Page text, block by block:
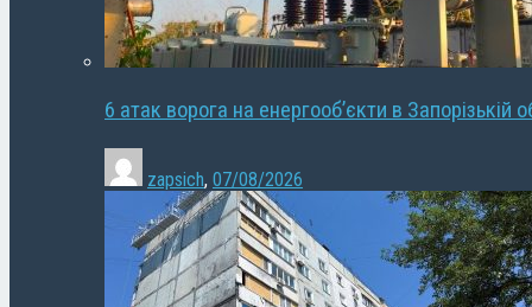
6 атак ворога на енергооб’єкти в Запорізькій
zapsich, 07/08/2026